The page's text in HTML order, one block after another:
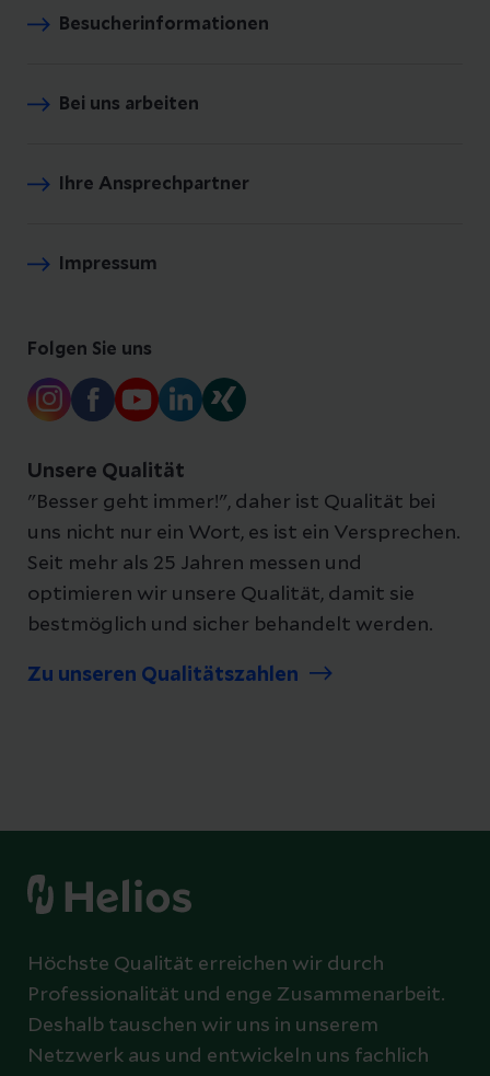
Besucherinformationen
Bei uns arbeiten
Ihre Ansprechpartner
Impressum
Folgen Sie uns
Unsere Qualität
"Besser geht immer!", daher ist Qualität bei
uns nicht nur ein Wort, es ist ein Versprechen.
Seit mehr als 25 Jahren messen und
optimieren wir unsere Qualität, damit sie
bestmöglich und sicher behandelt werden.
Zu unseren Qualitätszahlen
Höchste Qualität erreichen wir durch
Professionalität und enge Zusammenarbeit.
Deshalb tauschen wir uns in unserem
Netzwerk aus und entwickeln uns fachlich